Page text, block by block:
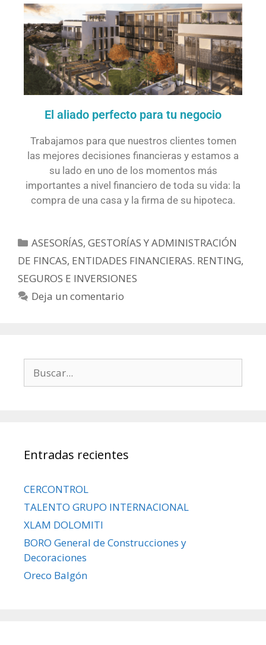
El aliado perfecto para tu negocio
Trabajamos para que nuestros clientes tomen
las mejores decisiones financieras y estamos a
su lado en uno de los momentos más
importantes a nivel financiero de toda su vida: la
compra de una casa y la firma de su hipoteca.
ASESORÍAS, GESTORÍAS Y ADMINISTRACIÓN
DE FINCAS, ENTIDADES FINANCIERAS. RENTING,
SEGUROS E INVERSIONES
Deja un comentario
Entradas recientes
CERCONTROL
TALENTO GRUPO INTERNACIONAL
XLAM DOLOMITI
BORO General de Construcciones y
Decoraciones
Oreco Balgón